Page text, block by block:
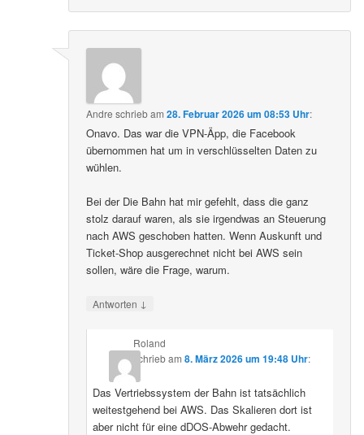
Andre schriebam28. Februar 2026 um 08:53 Uhr:
Onavo. Das war die VPN-Äpp, die Facebook
übernommen hat um in verschlüsselten Daten zu
wühlen.
Bei der Die Bahn hat mir gefehlt, dass die ganz
stolz darauf waren, als sie irgendwas an Steuerung
nach AWS geschoben hatten. Wenn Auskunft und
Ticket-Shop ausgerechnet nicht bei AWS sein
sollen, wäre die Frage, warum.
Antworten ↓
Roland
schriebam 8. März 2026 um 19:48 Uhr:
Das Vertriebssystem der Bahn ist tatsächlich
weitestgehend bei AWS. Das Skalieren dort ist
aber nicht für eine dDOS-Abwehr gedacht.